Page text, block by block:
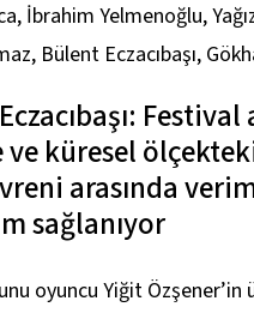
İbrahim Yelmenoğlu,
Bülent Eczacıbaşı,
Festival
ve küresel
arasında
sağlanıyor
oyuncu Yiğit